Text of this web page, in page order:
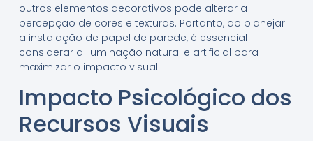
outros elementos decorativos pode alterar a
percepção de cores e texturas. Portanto, ao planejar
a instalação de papel de parede, é essencial
considerar a iluminação natural e artificial para
maximizar o impacto visual.
Impacto Psicológico dos
Recursos Visuais